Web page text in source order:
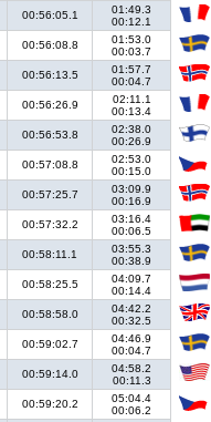
00:56:05.1
01:49.3
00:12.1
00:56:08.8
01:53.0
00:03.7
00:56:13.5
01:57.7
00:04.7
00:56:26.9
02:11.1
00:13.4
00:56:53.8
02:38.0
00:26.9
00:57:08.8
02:53.0
00:15.0
00:57:25.7
03:09.9
00:16.9
00:57:32.2
03:16.4
00:06.5
00:58:11.1
03:55.3
00:38.9
00:58:25.5
04:09.7
00:14.4
00:58:58.0
04:42.2
00:32.5
00:59:02.7
04:46.9
00:04.7
00:59:14.0
04:58.2
00:11.3
00:59:20.2
05:04.4
00:06.2